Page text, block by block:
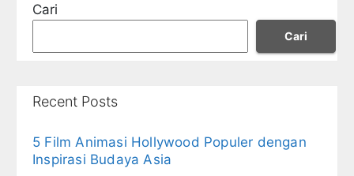
Cari
Cari
Recent Posts
5 Film Animasi Hollywood Populer dengan
Inspirasi Budaya Asia